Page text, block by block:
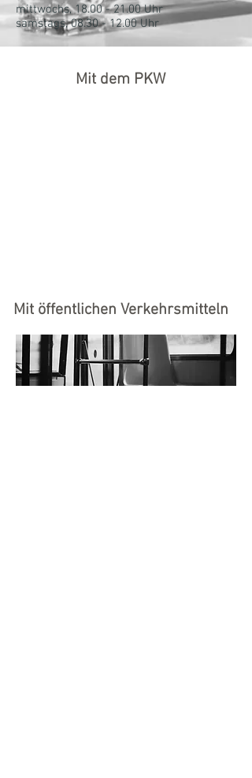
mittwochs, 18.00 - 21.00 Uhr
samstags, 08.30 - 12.00 Uhr
Mit dem PKW
Mit öffentlichen Verkehrsmitteln